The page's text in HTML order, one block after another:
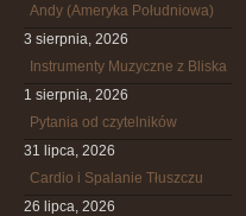
Andy (Ameryka Południowa)
3 sierpnia, 2026
Instrumenty Muzyczne z Bliska
1 sierpnia, 2026
Pytania od czytelników
31 lipca, 2026
Cardio i Spalanie Tłuszczu
26 lipca, 2026